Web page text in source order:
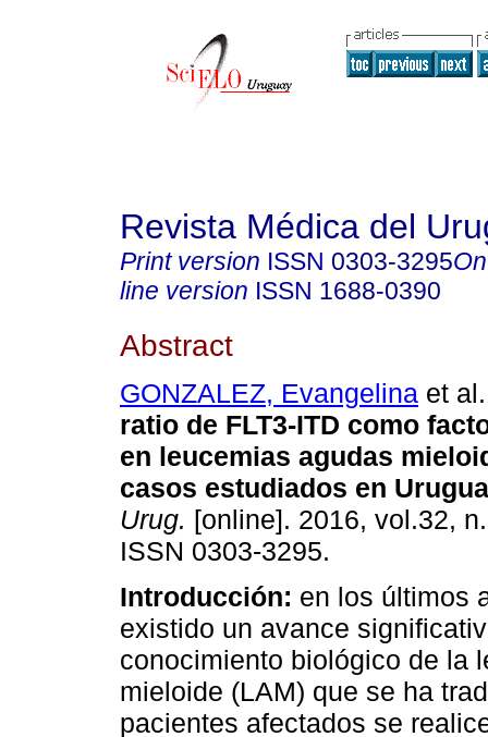
Revista Médica del
Print version ISSN 0303-3295
line version ISSN 1688-0390
Abstract
GONZALEZ, Evangelina et al.
ratio de FLT3-ITD como
en leucemias agudas
casos estudiados en
Urug. [online]. 2016, vol.32,
ISSN 0303-3295.
Introducción: en los últimos
existido un avance
conocimiento biológico de la
mieloide (LAM) que se ha
pacientes afectados se